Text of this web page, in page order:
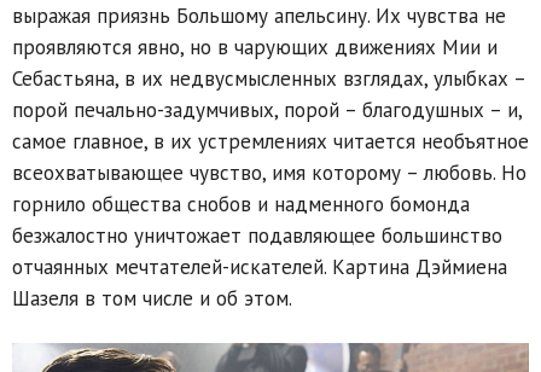
выражая приязнь Большому апельсину. Их чувства не
проявляются явно, но в чарующих движениях Мии и
Себастьяна, в их недвусмысленных взглядах, улыбках –
порой печально-задумчивых, порой – благодушных – и,
самое главное, в их устремлениях читается необъятное
всеохватывающее чувство, имя которому – любовь. Но
горнило общества снобов и надменного бомонда
безжалостно уничтожает подавляющее большинство
отчаянных мечтателей-искателей. Картина Дэймиена
Шазеля в том числе и об этом.